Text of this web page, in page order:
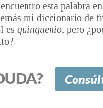
esta palabra
mi diccionario de
es quinquenio, pero